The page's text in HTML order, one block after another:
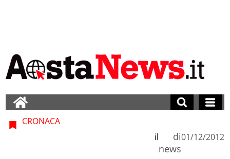
CRONACA
di
news
il 01/12/2012